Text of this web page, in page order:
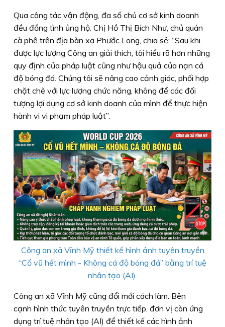
Qua công tác vận động, đa số chủ cơ sở kinh doanh
đều đồng tình ủng hộ. Chị Hồ Thị Bích Như, chủ quán
cà phê trên địa bàn xã Phước Long, chia sẻ: “Sau khi
được lực lượng Công an giải thích, tôi hiểu rõ hơn những
quy định của pháp luật cũng như hậu quả của nạn cá
độ bóng đá. Chúng tôi sẽ nâng cao cảnh giác, phối hợp
chặt chẽ với lực lượng chức năng, không để các đối
tượng lợi dụng cơ sở kinh doanh của mình để thực hiện
hành vi vi phạm pháp luật”.
Công an xã Vĩnh Mỹ thiết kế hình ảnh tuyên truyền
“Cổ vũ hết mình - Không cá độ bóng đá” bằng trí tuệ
nhân tạo (AI).
Công an xã Vĩnh Mỹ cũng đổi mới cách làm. Bên
cạnh hình thức tuyên truyền trực tiếp, đơn vị còn ứng
dụng trí tuệ nhân tạo (AI) để thiết kế các hình ảnh